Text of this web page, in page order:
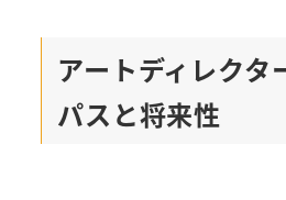
アートディレクタ
パスと将来性